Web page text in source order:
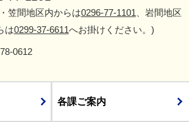
笠間地区内からは0296-77-1101 、岩間地区
は0299-37-6611へお掛けください。)
0612
各課ご案内